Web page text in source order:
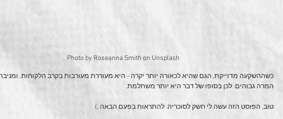
Photo by Roseanna Smith on Unsplash
כשההשקעה מדוייקת, הגם שהיא לכאורה יותר יקרה - היא מעוררת מעורבות בקרב הלקוחות,
המרה גבוהים. לכן בסופו של דבר היא יותר משתלמת.
טוב, הפוסט הזה עשה לי חשק לסוכריה. להתראות בפעם הבאה ;)